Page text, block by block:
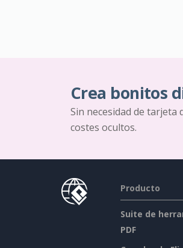
Crea bonitos
Sin necesidad de tarjeta
costes ocultos.
Producto
Suite de
PDF